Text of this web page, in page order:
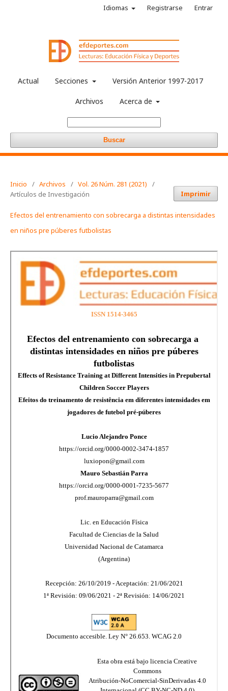
Actual Secciones Versión Anterior 1997-2017
Archivos Acerca de
Buscar
Idiomas Registrarse Entrar
Inicio / Archivos / Vol. 26 Núm. 281 (2021)
/
Artículos de Investigación
Imprimir
Efectos del entrenamiento con sobrecarga a distintas intensidades
en niños pre púberes futbolistas